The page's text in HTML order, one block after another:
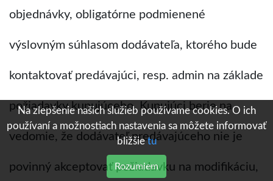
Na zlepšenie našich služieb používame cookies. O ich
používaní a možnostiach nastavenia sa môžete informovať
bližšietu
Rozumiem
objednávky, obligatórne podmienené
výslovným súhlasom dodávateľa, ktorého bude
kontaktovať predávajúci, resp. admin na základe
požiadavky kupujúceho. Kupujúci berie na
vedomie, že dodávateľ predávajúceho nie je
povinný akceptovať požiadavku na modifikáciu,